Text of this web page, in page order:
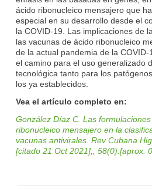
ácido ribonucleico mensajero que
especial en su desarrollo desde el
la COVID-19. Las implicaciones de
las vacunas de ácido ribonucleico
de la actual pandemia de la
el camino para el uso generalizado
tecnológica tanto para los
los ya establecidos.
Vea el artículo completo en:
González Díaz C. Las
ribonucleico mensajero en la
vacunas antivirales. Rev Cubana
[citado 21 Oct 2021];, 58(0):[aprox.